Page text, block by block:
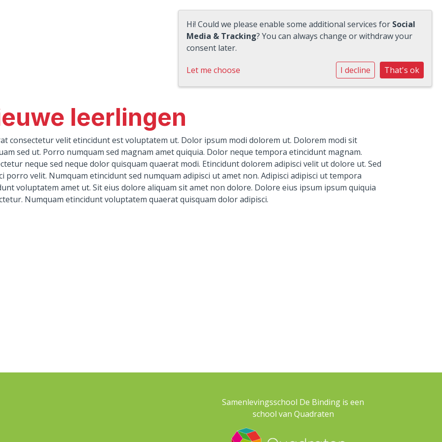
leerlingen
consectetur velit etincidunt est voluptatem ut. Dolor ipsum modi dolorem ut. Dolorem modi sit
sed ut. Porro numquam sed magnam amet quiquia. Dolor neque tempora etincidunt magnam.
neque sed neque dolor quisquam quaerat modi. Etincidunt dolorem adipisci velit ut dolore ut. Sed
porro velit. Numquam etincidunt sed numquam adipisci ut amet non. Adipisci adipisci ut tempora
voluptatem amet ut. Sit eius dolore aliquam sit amet non dolore. Dolore eius ipsum ipsum quiquia
Numquam etincidunt voluptatem quaerat quisquam dolor adipisci.
Samenlevingsschool De Binding is een
school van Quadraten
Hi! Could we please enable some additional services for Social
Media & Tracking? You can always change or withdraw your
consent later.
Let me choose I decline That's ok